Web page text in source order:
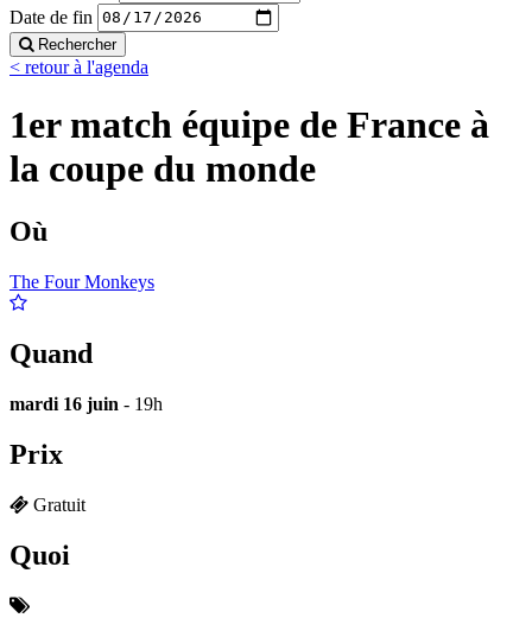
Date de fin
Rechercher
< retour à l'agenda
1er match équipe de France à
la coupe du monde
Où
The Four Monkeys
Quand
mardi 16 juin - 19h
Prix
Gratuit
Quoi